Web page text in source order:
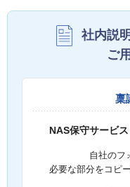
社内説
ご
稟
NAS保守サービ
自社のフ
必要な部分をコピ